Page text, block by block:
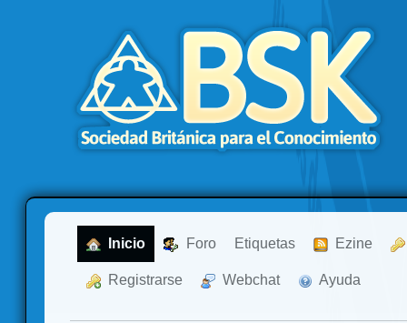
Inicio Foro Etiquetas Ezine
Registrarse Webchat Ayuda